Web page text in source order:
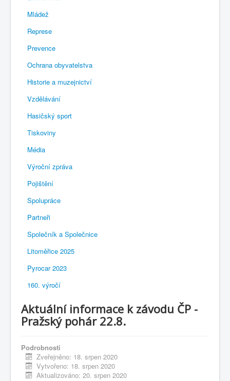
Mládež
Represe
Prevence
Ochrana obyvatelstva
Historie a muzejnictví
Vzdělávání
Hasičský sport
Tiskoviny
Média
Výroční zpráva
Pojištění
Spolupráce
Partneři
Společník a Společnice
Litoměřice 2025
Pyrocar 2023
160. výročí
Aktuální informace k závodu ČP -
Pražský pohár 22.8.
Podrobnosti
Zveřejněno: 18. srpen 2020
Vytvořeno: 18. srpen 2020
Aktualizováno: 20. srpen 2020